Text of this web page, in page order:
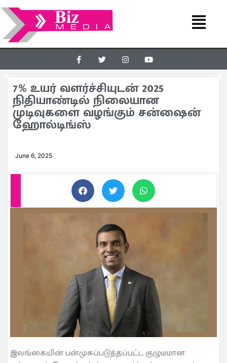
7% உயர் வளர்ச்சியுடன் 2025
நிதியாண்டில் நிலையான
முடிவுகளை வழங்கும் சன்ஷைன்
ஹோல்டிங்ஸ்
June 6, 2025
இலங்கையின் பன்முகப்படுத்தப்பட்ட குழுமமான